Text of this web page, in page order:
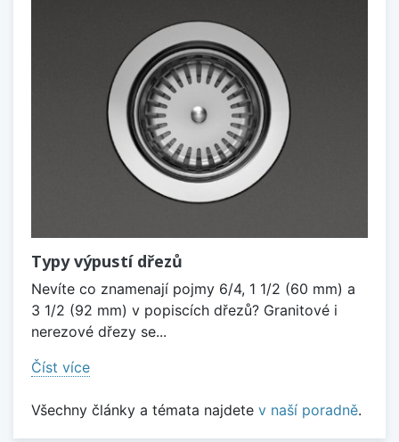
Typy výpustí dřezů
Nevíte co znamenají pojmy 6/4, 1 1/2 (60 mm) a
3 1/2 (92 mm) v popiscích dřezů? Granitové i
nerezové dřezy se...
Číst více
Všechny články a témata najdete v naší poradně.